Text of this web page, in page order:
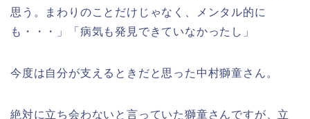
思う。まわりのことだけじゃなく、メンタル的に
も・・・」「病気も発見できていなかったし」
今度は自分が支えるときだと思った中村獅童さん。
絶対に立ち会わないと言っていた獅童さんですが、立